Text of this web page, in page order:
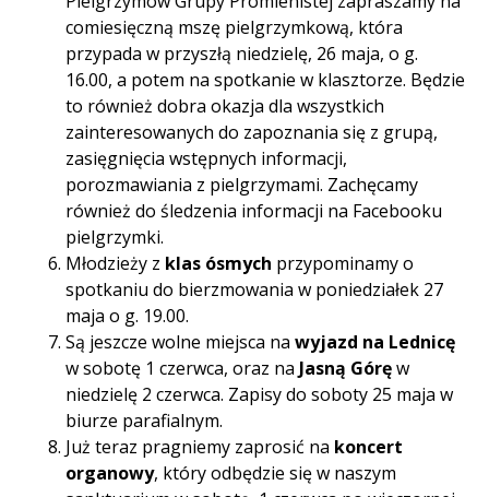
comiesięczną mszę pielgrzymkową, która
przypada w przyszłą niedzielę, 26 maja, o g.
16.00, a potem na spotkanie w klasztorze. Będzie
to również dobra okazja dla wszystkich
zainteresowanych do zapoznania się z grupą,
zasięgnięcia wstępnych informacji,
porozmawiania z pielgrzymami. Zachęcamy
również do śledzenia informacji na Facebooku
pielgrzymki.
Młodzieży z klas ósmych przypominamy o
spotkaniu do bierzmowania w poniedziałek 27
maja o g. 19.00.
Są jeszcze wolne miejsca na wyjazd na Lednicę
w sobotę 1 czerwca, oraz na Jasną Góręw
niedzielę 2 czerwca. Zapisy do soboty 25 maja w
biurze parafialnym.
Już teraz pragniemy zaprosić na koncert
organowy, który odbędzie się w naszym